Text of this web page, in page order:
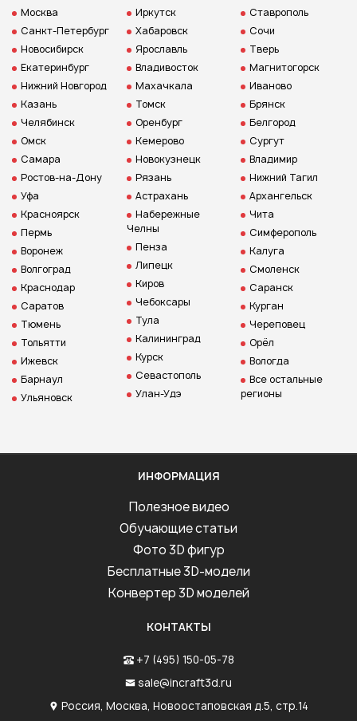
Москва
Санкт-Петербург
Новосибирск
Екатеринбург
Нижний Новгород
Казань
Челябинск
Омск
Самара
Ростов-на-Дону
Уфа
Красноярск
Пермь
Воронеж
Волгоград
Краснодар
Саратов
Тюмень
Тольятти
Ижевск
Барнаул
Ульяновск
Иркутск
Хабаровск
Ярославль
Владивосток
Махачкала
Томск
Оренбург
Кемерово
Новокузнецк
Рязань
Астрахань
Набережные
Челны
Пенза
Липецк
Киров
Чебоксары
Тула
Калининград
Курск
Севастополь
Улан-Удэ
Ставрополь
Сочи
Тверь
Магнитогорск
Иваново
Брянск
Белгород
Сургут
Владимир
Нижний Тагил
Архангельск
Чита
Симферополь
Калуга
Смоленск
Саранск
Курган
Череповец
Орёл
Вологда
Все остальные
регионы
ИНФОРМАЦИЯ
Полезное видео
Обучающие статьи
Фото 3D фигур
Бесплатные 3D-модели
Конвертер 3D моделей
КОНТАКТЫ
+7 (495) 150-05-78
sale@incraft3d.ru
Россия, Москва, Новоостаповская д.5, стр.14